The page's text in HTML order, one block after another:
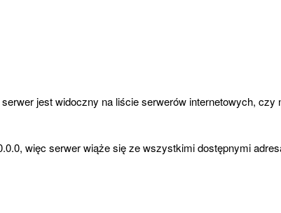
jest widoczny na liście serwerów internetowych, czy
więc serwer wiąże się ze wszystkimi dostępnymi